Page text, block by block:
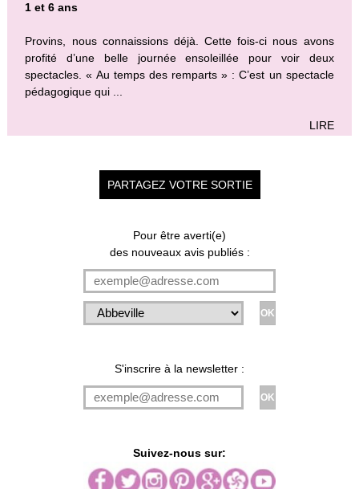
1 et 6 ans
Provins, nous connaissions déjà. Cette fois-ci nous avons
profité d’une belle journée ensoleillée pour voir deux
spectacles. « Au temps des remparts » : C’est un spectacle
pédagogique qui ...
LIRE
PARTAGEZ VOTRE SORTIE
Pour être averti(e)
des nouveaux avis publiés :
S'inscrire à la newsletter :
Suivez-nous sur: